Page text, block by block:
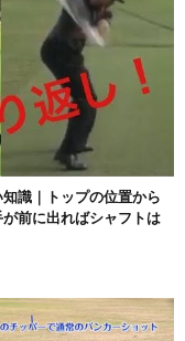
識｜トップの位置から
前に出ればシャフトは